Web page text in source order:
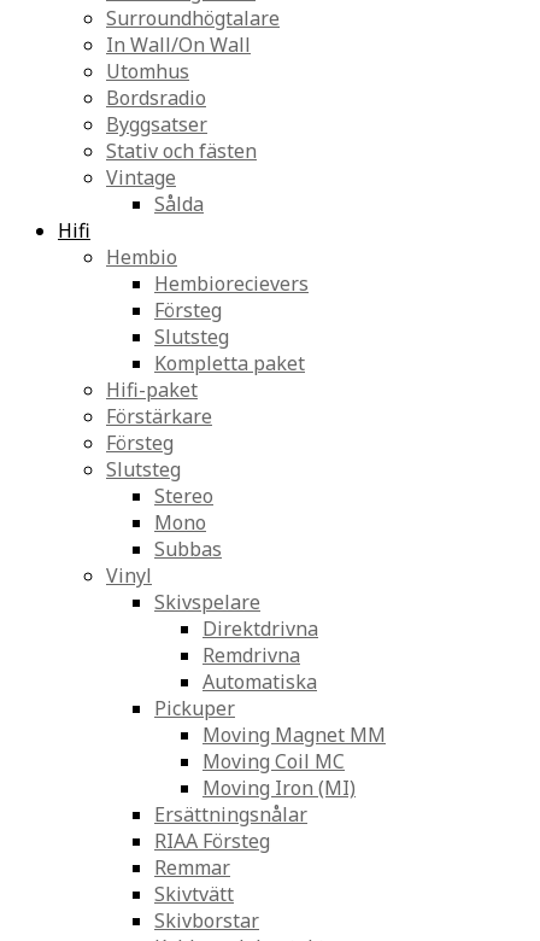
Surroundhögtalare
In Wall/On Wall
Utomhus
Bordsradio
Byggsatser
Stativ och fästen
Vintage
Sålda
Hifi
Hembio
Hembiorecievers
Försteg
Slutsteg
Kompletta paket
Hifi-paket
Förstärkare
Försteg
Slutsteg
Stereo
Mono
Subbas
Vinyl
Skivspelare
Direktdrivna
Remdrivna
Automatiska
Pickuper
Moving Magnet MM
Moving Coil MC
Moving Iron (MI)
Ersättningsnålar
RIAA Försteg
Remmar
Skivtvätt
Skivborstar